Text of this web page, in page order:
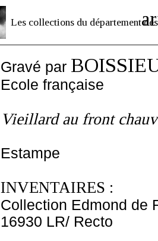
Les collections du département des
Gravé par
Ecole française
Vieillard au front
Estampe
INVENTAIRES :
Collection Edmond de
16930 LR/ Recto